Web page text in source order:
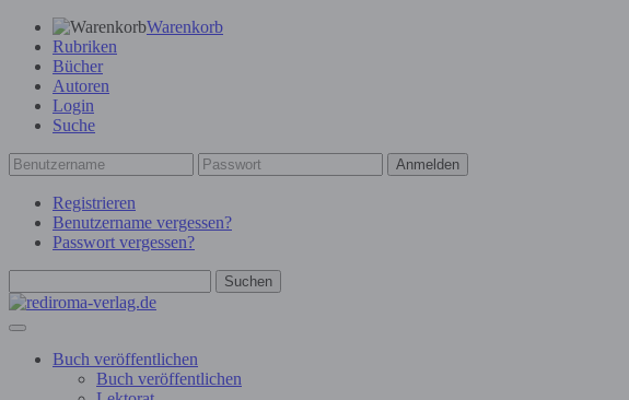
Warenkorb
Rubriken
Bücher
Autoren
Login
Suche
Anmelden
Registrieren
Benutzername vergessen?
Passwort vergessen?
Suchen
Buch veröffentlichen
Buch veröffentlichen